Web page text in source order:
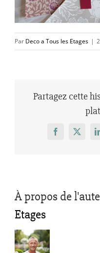
Par Deco a Tous les Etages |
Partagez cette
Facebook
X
À propos de
Etages